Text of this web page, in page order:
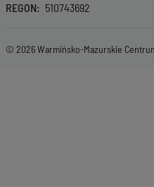
REGON
510743692
© 2026 Warmińsko-Mazurskie